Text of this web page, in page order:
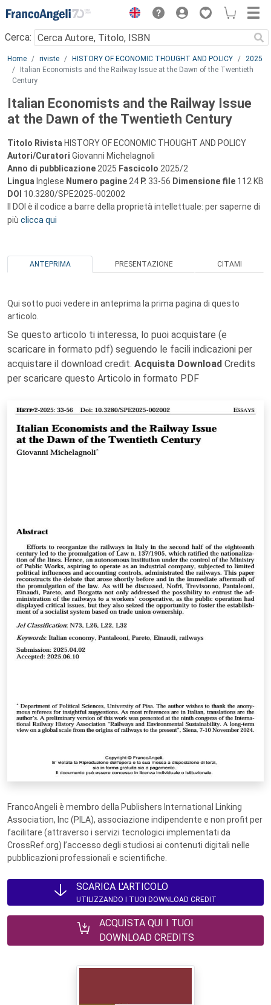
Menu
Cerca:
Main content
Home riviste HISTORY OF ECONOMIC THOUGHT AND POLICY
2025
Italian Economists and the Railway Issue at the Dawn of the Twentieth
Century
Italian Economists and the Railway Issue
at the Dawn of the Twentieth Century
Titolo Rivista HISTORY OF ECONOMIC THOUGHT AND POLICY
Autori/Curatori Giovanni Michelagnoli
Anno di pubblicazione 2025 Fascicolo 2025/2
Lingua Inglese Numero pagine 24 P. 33-56 Dimensione file 112 KB
DOI 10.3280/SPE2025-002002
Il DOI è il codice a barre della proprietà intellettuale: per saperne di
più clicca qui
ANTEPRIMA PRESENTAZIONE CITAMI
Qui sotto puoi vedere in anteprima la prima pagina di questo
articolo.
Se questo articolo ti interessa, lo puoi acquistare (e
scaricare in formato pdf) seguendo le facili indicazioni per
acquistare il download credit. Acquista Download Credits
per scaricare questo Articolo in formato PDF
FrancoAngeli è membro della Publishers International Linking
Association, Inc (PILA), associazione indipendente e non profit per
facilitare (attraverso i servizi tecnologici implementati da
CrossRef.org) l’accesso degli studiosi ai contenuti digitali nelle
pubblicazioni professionali e scientifiche.
SCARICA L'ARTICOLO
UTILIZZANDO I TUOI DOWNLOAD CREDIT
ACQUISTA QUI I TUOI
DOWNLOAD CREDITS